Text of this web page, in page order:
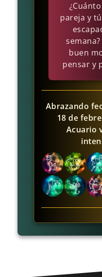
pareja y
buen
pensar y
Abrazando
18 de
Acuario